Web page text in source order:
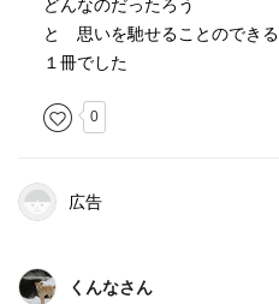
どんなのだったろう
と 思いを馳せることのできる
１冊でした
0
広告
くんなさん